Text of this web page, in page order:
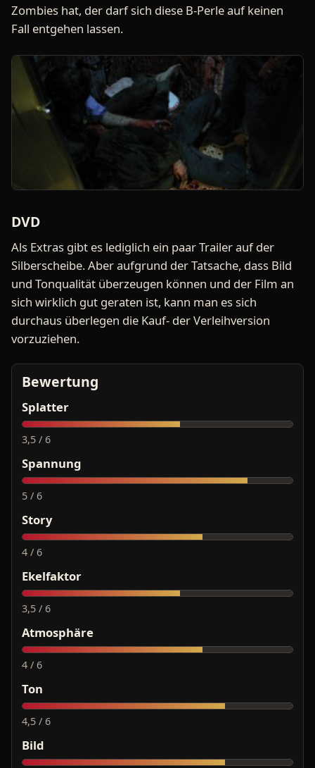
Zombies hat, der darf sich diese B-Perle auf keinen
Fall entgehen lassen.
DVD
Als Extras gibt es lediglich ein paar Trailer auf der
Silberscheibe. Aber aufgrund der Tatsache, dass Bild
und Tonqualität überzeugen können und der Film an
sich wirklich gut geraten ist, kann man es sich
durchaus überlegen die Kauf- der Verleihversion
vorzuziehen.
Bewertung
Splatter
3,5 / 6
Spannung
5 / 6
Story
4 / 6
Ekelfaktor
3,5 / 6
Atmosphäre
4 / 6
Ton
4,5 / 6
Bild